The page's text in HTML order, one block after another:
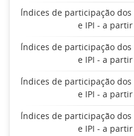
Índices de participação
e IPI - a
Índices de participação
e IPI - a
Índices de participação
e IPI - a
Índices de participação
e IPI - a